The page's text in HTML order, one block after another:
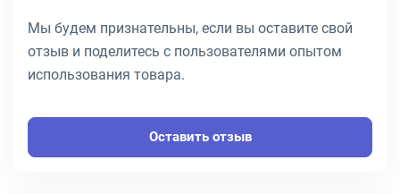
Мы будем признательны, если вы оставите свой
отзыв и поделитесь с пользователями опытом
использования товара.
Оставить отзыв